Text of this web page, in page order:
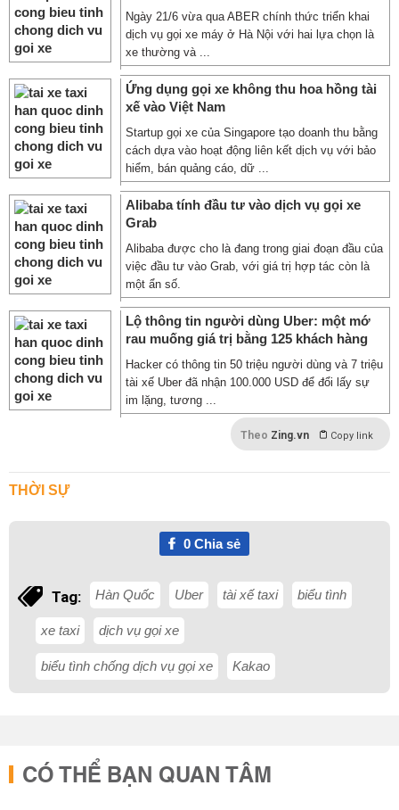
Ngày 21/6 vừa qua ABER chính thức triển khai
dịch vụ gọi xe máy ở Hà Nội với hai lựa chọn là
xe thường và ...
Ứng dụng gọi xe không thu hoa hồng tài
xế vào Việt Nam
Startup gọi xe của Singapore tạo doanh thu bằng
cách dựa vào hoạt động liên kết dịch vụ với bảo
hiểm, bán quảng cáo, dữ ...
Alibaba tính đầu tư vào dịch vụ gọi xe
Grab
Alibaba được cho là đang trong giai đoạn đầu của
việc đầu tư vào Grab, với giá trị hợp tác còn là
một ẩn số.
Lộ thông tin người dùng Uber: một mớ
rau muống giá trị bằng 125 khách hàng
Hacker có thông tin 50 triệu người dùng và 7 triệu
tài xế Uber đã nhận 100.000 USD để đổi lấy sự
im lặng, tương ...
Theo Zing.vn Copy link
THỜI SỰ
0Chia sẻ
Tag: Hàn Quốc Uber tài xế taxi biểu tình
xe taxi dịch vụ gọi xe
biểu tình chống dịch vụ gọi xe Kakao
CÓ THỂ BẠN QUAN TÂM